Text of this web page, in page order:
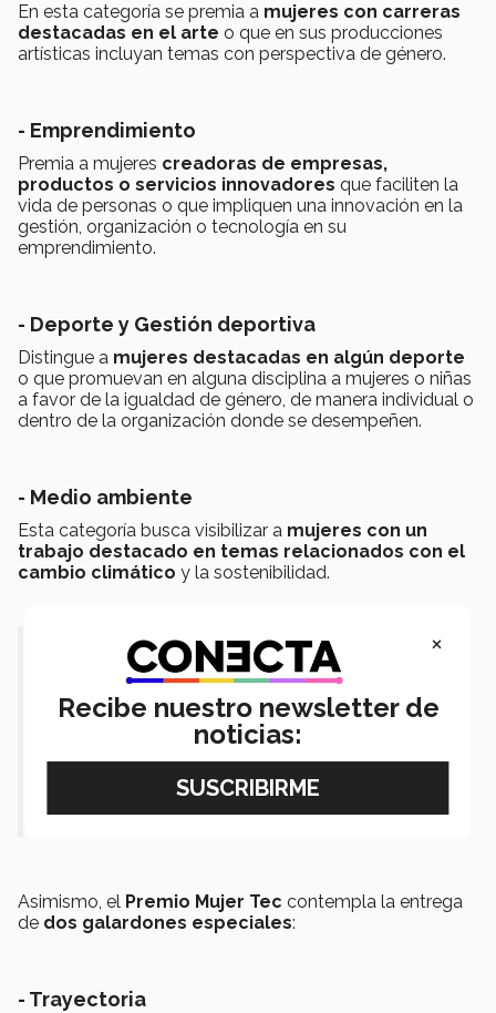
En esta categoría se premia a mujeres con carreras
destacadas en el arte o que en sus producciones
artísticas incluyan temas con perspectiva de género.
- Emprendimiento
Premia a mujeres creadoras de empresas,
productos o servicios innovadores que faciliten la
vida de personas o que impliquen una innovación en la
gestión, organización o tecnología en su
emprendimiento.
- Deporte y Gestión deportiva
Distingue a mujeres destacadas en algún deporte
o que promuevan en alguna disciplina a mujeres o niñas
a favor de la igualdad de género, de manera individual o
dentro de la organización donde se desempeñen.
- Medio ambiente
Esta categoría busca visibilizar a mujeres con un
trabajo destacado en temas relacionados con el
cambio climático y la sostenibilidad.
"(El premio) nos permite conocer la
riqueza de pensamientos y liderazgos
que existen en el Tecnológico de
Monterrey" - Dra. Luz María
Velázquez
Asimismo, el Premio Mujer Tec contempla la entrega
de dos galardones especiales:
- Trayectoria
×
Recibe nuestro newsletter de
noticias: